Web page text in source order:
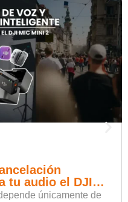
tu audio el DJI
únicamente de